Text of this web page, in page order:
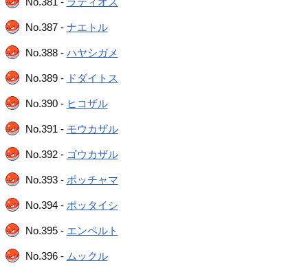
No.387 - ナエトル
No.388 - ハヤシガメ
No.389 - ドダイトス
No.390 - ヒコザル
No.391 - モウカザル
No.392 - ゴウカザル
No.393 - ポッチャマ
No.394 - ポッタイシ
No.395 - エンペルト
No.396 - ムックル